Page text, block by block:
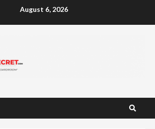
August 6, 2026